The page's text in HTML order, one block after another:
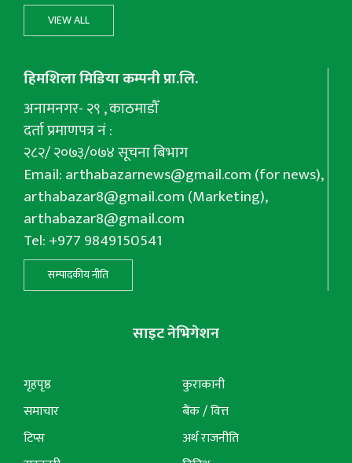
VIEW ALL
हिमशिला मिडिया कम्पनी प्रा.लि.
अनामनगर- २९ , काठमाडौँ
दर्ता प्रमाणपत्र नं :
२८२/ २०७३/०७४ सूचना बिभाग
Email:arthabazarnews@gmail.com(for news),
arthabazar8@gmail.com(Marketing),
arthabazar8@gmail.com
Tel: +977 9849150541
सम्पादकीय नीति
साइट नेभिगेशन
गृहपृष्ठ
समाचार
टिप्स
कुराकानी
बैंक / वित्त
अर्थ राजनीति